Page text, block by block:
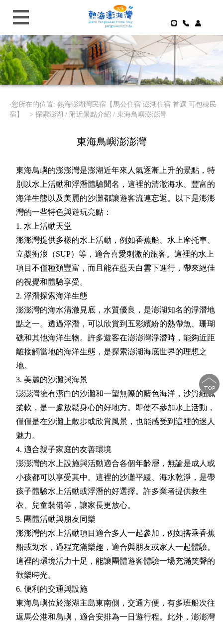
‧您所在的位置: 熱海澎湖灣民宿【馬公住宿 澎湖住宿 首選 可包棟民
宿】 > 探索澎湖 / 附近景點介紹 / 東海鳥嶼澎澎灣
東海鳥嶼澎澎灣
東海鳥嶼的澎澎灣是澎湖近年來人氣逐漸上升的景點，特
別以水上活動和浮潛體驗聞名，這裡的清澈海水、豐富的
海洋生態以及美麗的沙灘都讓遊客流連忘返。以下是澎澎
灣的一些特色與遊玩亮點：
1. 水上活動天堂
澎澎灣提供多樣的水上活動，例如香蕉船、水上摩托車、
立槳衝浪（SUP）等，適合喜愛刺激的旅客。這裡的水上
項目不僅種類豐富，而且能在藍天白雲下進行，帶來絕佳
的視覺和體驗享受。
2. 浮潛探索海洋生態
澎澎灣的海水清澈見底，水質優良，是澎湖知名的浮潛地
點之一。透過浮潛，可以欣賞到五彩繽紛的熱帶魚、珊瑚
礁和其他海洋生物。許多遊客在澎澎灣浮潛時，能夠近距
離接觸當地的海洋生態，是探索澎湖海底世界的理想之
地。
3. 美麗的沙灘與海景
澎澎灣擁有潔白的沙灘和一望無際的藍色海洋，沙質細膩
柔軟，是一處放鬆身心的好地方。即使不參加水上活動，
僅僅是在沙灘上散步或欣賞風景，也能感受到這裡的迷人
魅力。
4. 適合親子家庭的友善環境
澎澎灣的水上設施與活動適合各個年齡層，無論是成人或
小孩都可以享受其中。這裡的沙灘平緩、海水乾淨，是帶
孩子體驗水上活動或浮潛的好選擇。許多業者提供救生
衣、兒童裝備等，讓家長更放心。
5. 團體活動與朋友同樂
澎澎灣的水上活動項目適合多人一起參加，例如搭乘香蕉
船或划水，過程充滿樂趣，適合與朋友或家人一起體驗。
這裡的環境活力十足，能讓團體遊客體驗一場充滿笑聲的
歡樂時光。
6. 便利的交通與設施
東海鳥嶼位於澎湖主島東南側，交通方便，有多班船次往
返馬公港和鳥嶼，適合安排為一日遊行程。此外，澎澎灣